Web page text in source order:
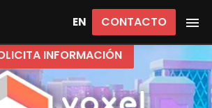
EN CONTACTO
INFORMACIÓN